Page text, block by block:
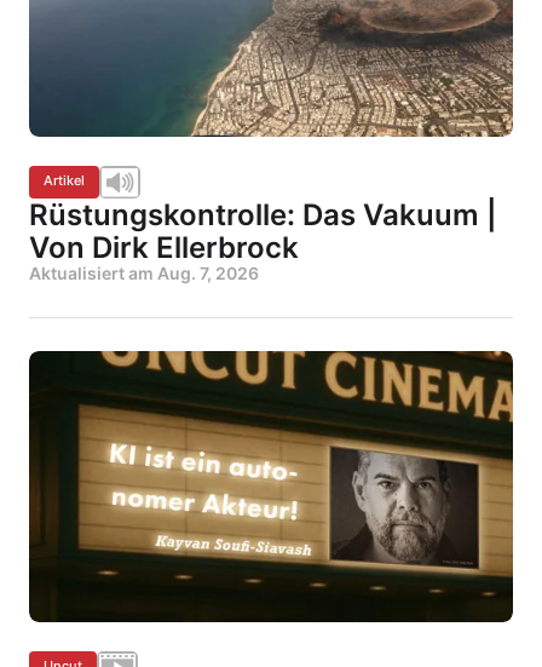
Artikel
Rüstungskontrolle: Das Vakuum |
Von Dirk Ellerbrock
Aktualisiert am Aug. 7, 2026